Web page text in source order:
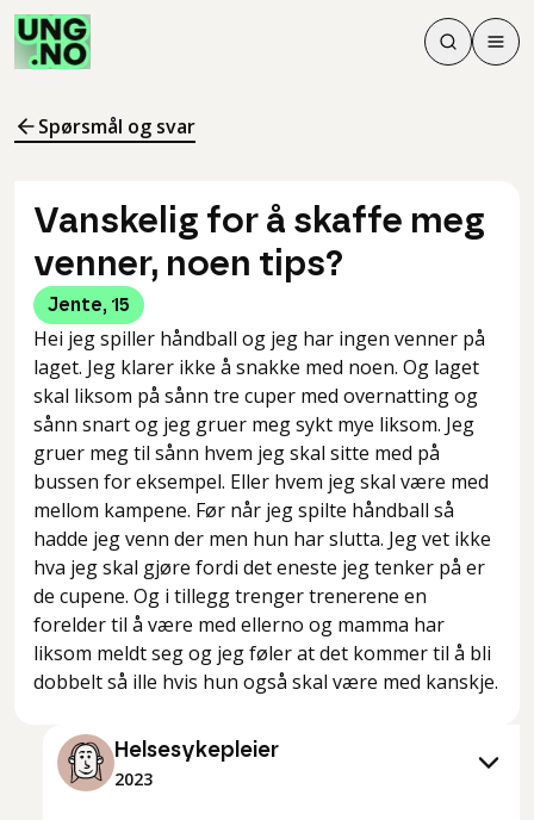
Søk
Søk
Meny
Spørsmål og svar
Vanskelig for å skaffe meg
venner, noen tips?
Jente, 15
Hei jeg spiller håndball og jeg har ingen venner på
laget. Jeg klarer ikke å snakke med noen. Og laget
skal liksom på sånn tre cuper med overnatting og
sånn snart og jeg gruer meg sykt mye liksom. Jeg
gruer meg til sånn hvem jeg skal sitte med på
bussen for eksempel. Eller hvem jeg skal være med
mellom kampene. Før når jeg spilte håndball så
hadde jeg venn der men hun har slutta. Jeg vet ikke
hva jeg skal gjøre fordi det eneste jeg tenker på er
de cupene. Og i tillegg trenger trenerene en
forelder til å være med ellerno og mamma har
liksom meldt seg og jeg føler at det kommer til å bli
dobbelt så ille hvis hun også skal være med kanskje.
Helsesykepleier
2023